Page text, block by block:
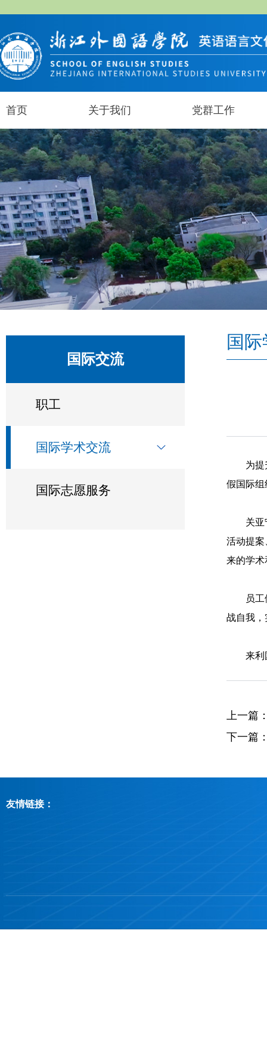
首页 关于我们 党群工作
国际交流
职工
国际学术交流
国际志愿服务
国
为提
假国际
关
活动提案
来的学术
员
战自我，
来利
上一篇
下一篇
友情链接：